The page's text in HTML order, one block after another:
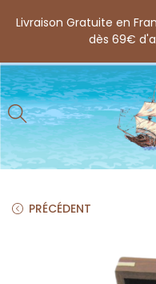
Livraison Gratuite en
dès 69€
PRÉCÉDENT